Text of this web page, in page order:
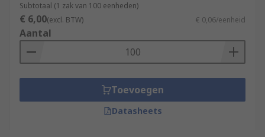
Subtotaal (1 zak van 100 eenheden)
€ 6,00(excl. BTW) € 0,06/eenheid
Aantal
Toevoegen
Datasheets